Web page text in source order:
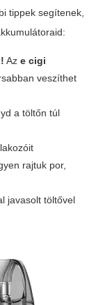
tippek segítenek,
Az e cigi
veszíthet
a töltőn túl
rajtuk por,
javasolt töltővel